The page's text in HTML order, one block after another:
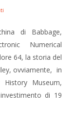
di Babbage,
Numerical
64, la storia del
ovviamente, in
Museum,
di 19